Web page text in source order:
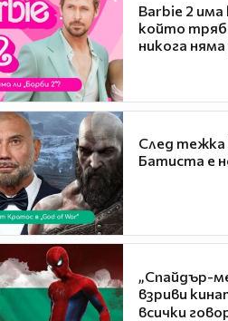
Barbie 2 има
който
никога няма
След тежка
Батиста е
„Спайдър-
взриви
всички